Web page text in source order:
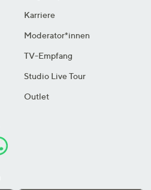
Karriere
Moderator*innen
TV-Empfang
Studio Live Tour
Outlet